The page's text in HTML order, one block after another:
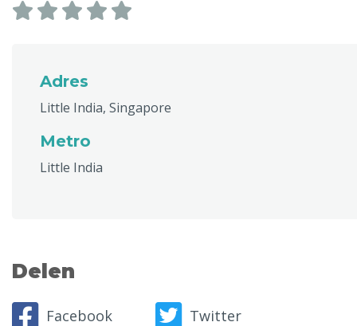
Adres
Little India, Singapore
Metro
Little India
Delen
Facebook
Twitter